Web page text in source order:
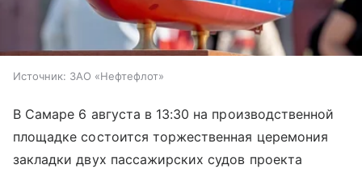
Источник: ЗАО «Нефтефлот»
В Самаре 6 августа в 13:30 на производственной
площадке состоится торжественная церемония
закладки двух пассажирских судов проекта